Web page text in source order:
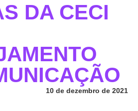
DA CECI
10 de dezembro de 2021